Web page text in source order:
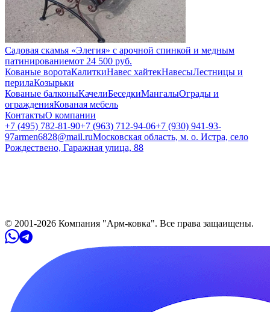
Садовая скамья «Элегия» с арочной спинкой и медным
патинированиемот 24 500 руб.
Кованые воротаКалиткиНавес хайтекНавесыЛестницы и
перилаКозырьки
Кованые балконыКачелиБеседкиМангалыОграды и
огражденияКованая мебель
КонтактыО компании
+7 (495) 782-81-90+7 (963) 712-94-06+7 (930) 941-93-
97armen6828@mail.ruМосковская область, м. о. Истра, село
Рождествено, Гаражная улица, 88
© 2001-2026 Компания "Арм-ковка". Все права защaищены.